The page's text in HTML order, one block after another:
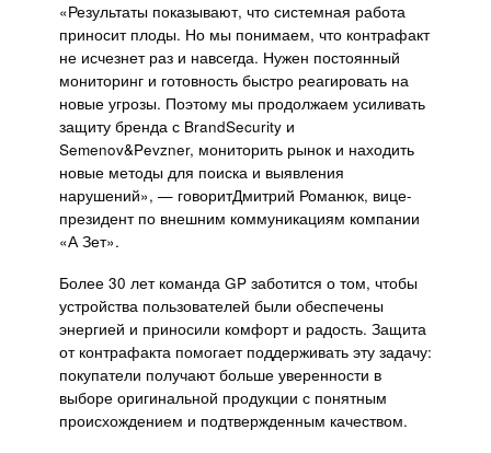
«Результаты показывают, что системная работа
приносит плоды. Но мы понимаем, что контрафакт
не исчезнет раз и навсегда. Нужен постоянный
мониторинг и готовность быстро реагировать на
новые угрозы. Поэтому мы продолжаем усиливать
защиту бренда с BrandSecurity и
Semenov&Pevzner, мониторить рынок и находить
новые методы для поиска и выявления
нарушений», — говоритДмитрий Романюк, вице-
президент по внешним коммуникациям компании
«А Зет».
Более 30 лет команда GP заботится о том, чтобы
устройства пользователей были обеспечены
энергией и приносили комфорт и радость. Защита
от контрафакта помогает поддерживать эту задачу:
покупатели получают больше уверенности в
выборе оригинальной продукции с понятным
происхождением и подтвержденным качеством.